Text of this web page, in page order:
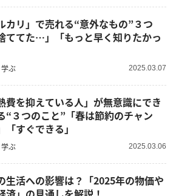
カリ」で売れる“意外なもの”３つ
てた…」「もっと早く知りたかっ
ぶ 2025.03.07
費を抑えている人」が無意識にでき
“３つのこと”「春は節約のチャン
「すぐできる」
ぶ 2025.03.06
生活への影響は？「2025年の物価や